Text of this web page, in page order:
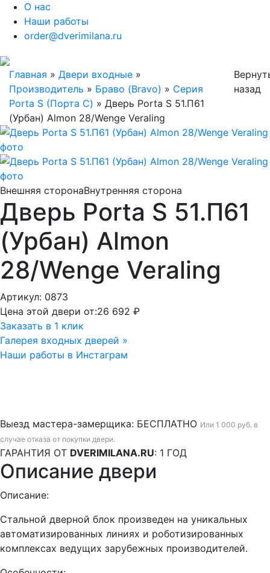
О нас
Наши работы
order@dverimilana.ru
Главная » Двери входные »
Производитель » Браво (Bravo) » Серия
Porta S (Порта С) » Дверь Porta S 51.П61
(Урбан) Almon 28/Wenge Veraling
назад
Внешняя сторонаВнутренняя сторона
Дверь Porta S 51.П61
(Урбан) Almon
28/Wenge Veraling
Артикул: 0873
Цена этой двери от:26 692 ₽
Заказать в 1 клик
Галерея входных дверей »
Наши работы в Инстаграм
Выезд мастера-замерщика: БЕСПЛАТНО Или 1 000 руб. в
случае отказа от покупки двери.
ГАРАНТИЯ ОТ DVERIMILANA.RU: 1 ГОД
Описание двери
Описание:
Стальной дверной блок произведен на уникальных
автоматизированных линиях и роботизированных
комплексах ведущих зарубежных производителей.